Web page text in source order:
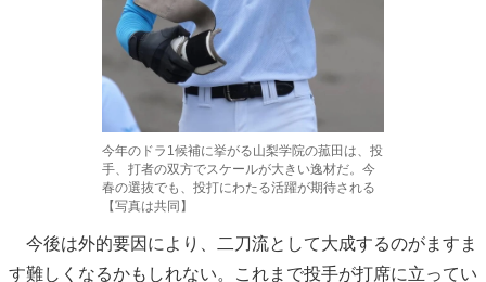
今年のドラ1候補に挙がる山梨学院の菰田は、投
手、打者の双方でスケールが大きい逸材だ。今
春の選抜でも、投打にわたる活躍が期待される
【写真は共同】
今後は外的要因により、二刀流として大成するのがますま
す難しくなるかもしれない。これまで投手が打席に立ってい